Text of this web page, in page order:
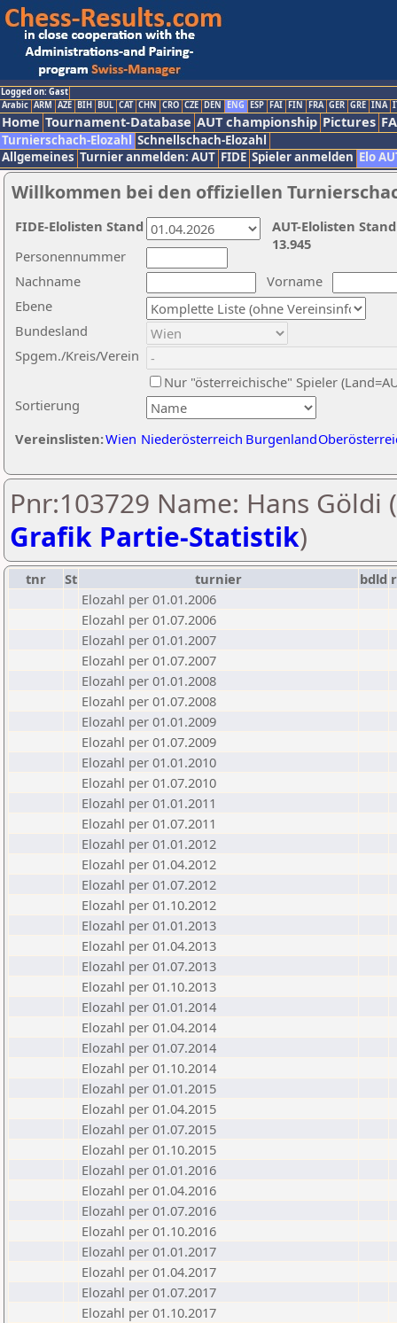
Logged on: Gast
Arabic ARM AZE BIH BUL CAT CHN CRO CZE DEN ENG ESP FAI FIN FRA GER GRE INA
Home Tournament-Database AUT championship Pictures
Turnierschach-Elozahl Schnellschach-Elozahl
Allgemeines Turnier anmelden: AUT FIDE Spieler anmelden Elo
Willkommen bei den offiziellen
Nachname
Vorname
Ebene
Sortierung
Personennummer
Bundesland
Spgem./Kreis/Verein
Nur "österreichische" Spieler
Vereinslisten:Wien Niederösterreich Burgenland
AUT-Elolisten
13.945
FIDE-Elolisten Stand
Pnr:103729 Name: Hans Göldi (
Grafik Partie-Statistik)
tnr St turnier bdld
Elozahl per 01.01.2006
Elozahl per 01.07.2006
Elozahl per 01.01.2007
Elozahl per 01.07.2007
Elozahl per 01.01.2008
Elozahl per 01.07.2008
Elozahl per 01.01.2009
Elozahl per 01.07.2009
Elozahl per 01.01.2010
Elozahl per 01.07.2010
Elozahl per 01.01.2011
Elozahl per 01.07.2011
Elozahl per 01.01.2012
Elozahl per 01.04.2012
Elozahl per 01.07.2012
Elozahl per 01.10.2012
Elozahl per 01.01.2013
Elozahl per 01.04.2013
Elozahl per 01.07.2013
Elozahl per 01.10.2013
Elozahl per 01.01.2014
Elozahl per 01.04.2014
Elozahl per 01.07.2014
Elozahl per 01.10.2014
Elozahl per 01.01.2015
Elozahl per 01.04.2015
Elozahl per 01.07.2015
Elozahl per 01.10.2015
Elozahl per 01.01.2016
Elozahl per 01.04.2016
Elozahl per 01.07.2016
Elozahl per 01.10.2016
Elozahl per 01.01.2017
Elozahl per 01.04.2017
Elozahl per 01.07.2017
Elozahl per 01.10.2017